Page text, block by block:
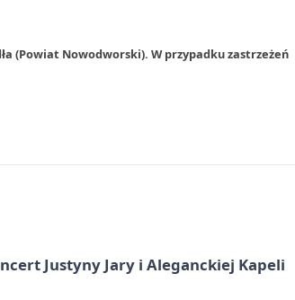
(Powiat Nowodworski). W przypadku zastrzeżeń
Justyny Jary i Aleganckiej Kapeli